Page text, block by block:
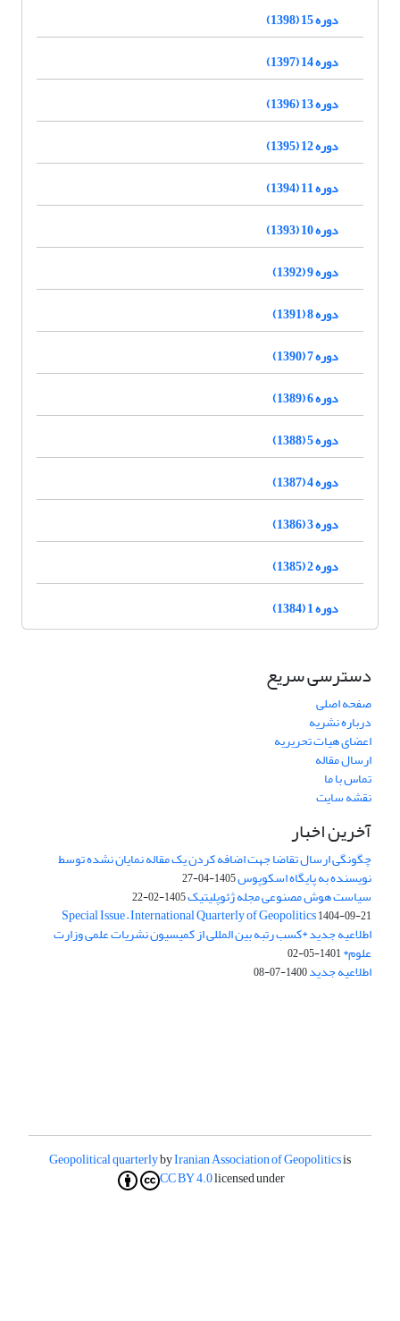
دوره 15 (1398)
دوره 14 (1397)
دوره 13 (1396)
دوره 12 (1395)
دوره 11 (1394)
دوره 10 (1393)
دوره 9 (1392)
دوره 8 (1391)
دوره 7 (1390)
دوره 6 (1389)
دوره 5 (1388)
دوره 4 (1387)
دوره 3 (1386)
دوره 2 (1385)
دوره 1 (1384)
دسترسی سریع
صفحه اصلی
درباره نشریه
اعضای هیات تحریریه
ارسال مقاله
تماس با ما
نقشه سایت
آخرین اخبار
چگونگی ارسال تقاضا جهت اضافه کردن یک مقاله نمایان نشده توسط
نویسنده به پایگاه اسکوپوس1405-04-27
سیاست هوش مصنوعی مجله ژئوپلیتیک1405-02-22
Special Issue – International Quarterly of Geopolitics1404-09-21
اطلاعیه جدید *کسب رتبه بین المللی از کمیسیون نشریات علمی وزارت
علوم*1401-05-02
اطلاعیه جدید1400-07-08
Geopolitical quarterlybyIranian Association of Geopoliticsis
licensed under
CC BY 4.0